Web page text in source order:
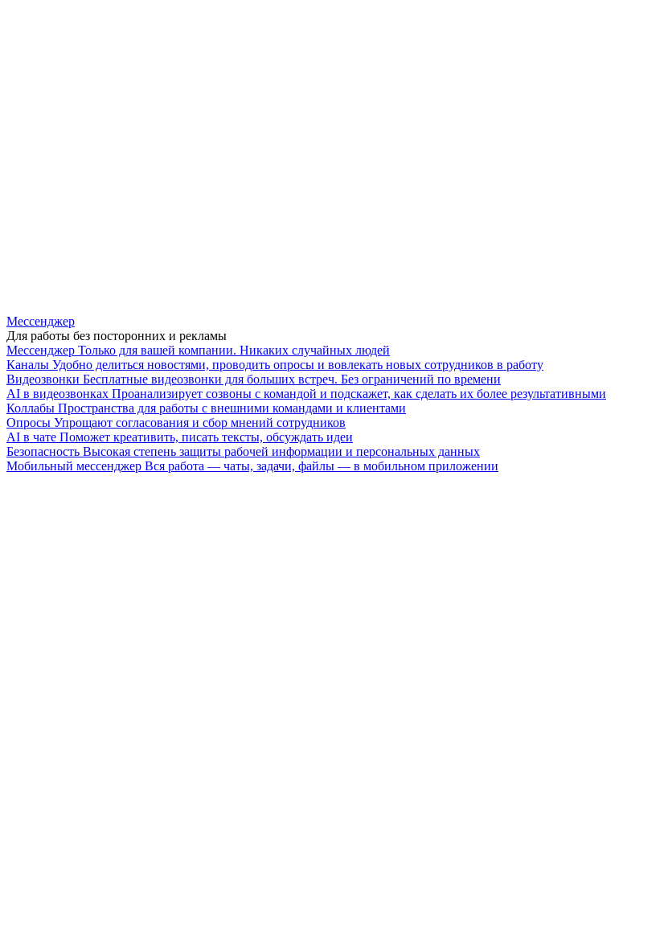
Мессенджер
Для работы без посторонних и рекламы
Мессенджер Только для вашей компании. Никаких случайных людей
Каналы Удобно делиться новостями, проводить опросы и вовлекать новых сотрудников в работу
Видеозвонки Бесплатные видеозвонки для больших встреч. Без ограничений по времени
AI в видеозвонках Проанализирует созвоны с командой и подскажет, как сделать их более результативными
Коллабы Пространства для работы с внешними командами и клиентами
Опросы Упрощают согласования и сбор мнений сотрудников
AI в чате Поможет креативить, писать тексты, обсуждать идеи
Безопасность Высокая степень защиты рабочей информации и персональных данных
Мобильный мессенджер Вся работа — чаты, задачи, файлы — в мобильном приложении